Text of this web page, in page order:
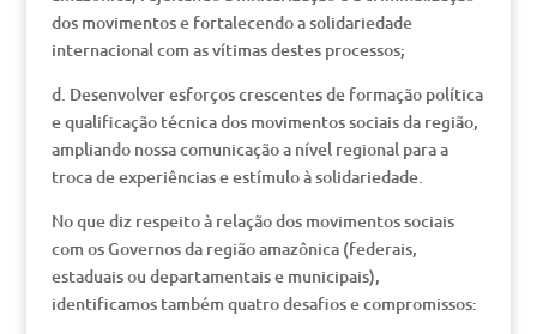
dos movimentos e fortalecendo a solidariedade
internacional com as vítimas destes processos;
d. Desenvolver esforços crescentes de formação política
e qualificação técnica dos movimentos sociais da região,
ampliando nossa comunicação a nível regional para a
troca de experiências e estímulo à solidariedade.
No que diz respeito à relação dos movimentos sociais
com os Governos da região amazônica (federais,
estaduais ou departamentais e municipais),
identificamos também quatro desafios e compromissos: